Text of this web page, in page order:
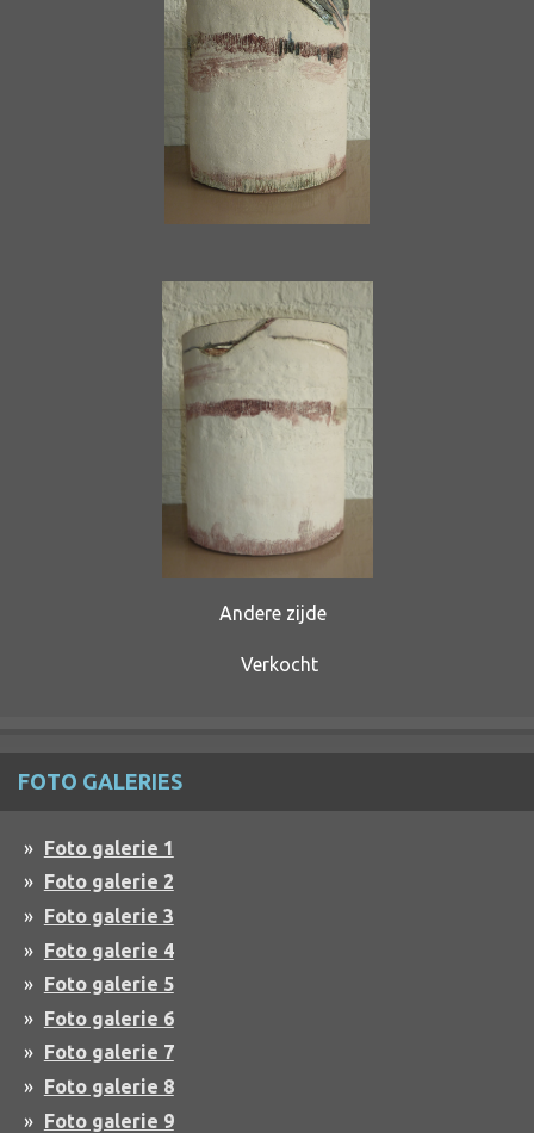
Andere zijde
Verkocht
FOTO GALERIES
Foto galerie 1
Foto galerie 2
Foto galerie 3
Foto galerie 4
Foto galerie 5
Foto galerie 6
Foto galerie 7
Foto galerie 8
Foto galerie 9